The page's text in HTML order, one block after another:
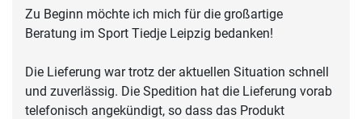
Zu Beginn möchte ich mich für die großartige
Beratung im Sport Tiedje Leipzig bedanken!
Die Lieferung war trotz der aktuellen Situation schnell
und zuverlässig. Die Spedition hat die Lieferung vorab
telefonisch angekündigt, so dass das Produkt